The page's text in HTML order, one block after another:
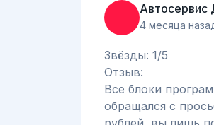
Автосервис
4 месяца
Звёзды: 1/5
Отзыв:
Все блоки
обращался с